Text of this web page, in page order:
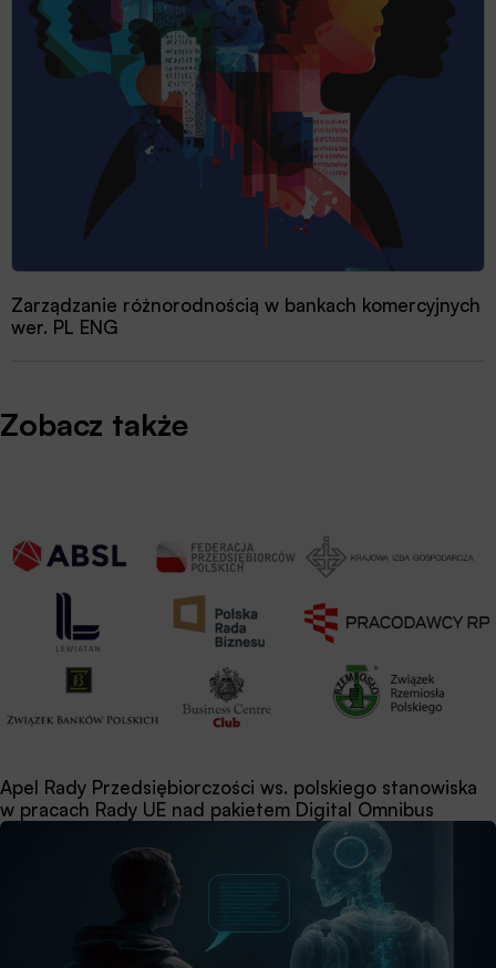
Zarządzanie różnorodnością w bankach komercyjnych
wer. PL ENG
Zobacz także
Apel Rady Przedsiębiorczości ws. polskiego stanowiska
w pracach Rady UE nad pakietem Digital Omnibus